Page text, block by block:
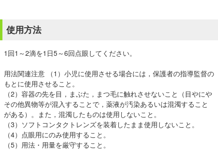
使用方法
1回1～2滴を1日5～6回点眼してください。
用法関連注意 （1）小児に使用させる場合には，保護者の指導監督の
もとに使用させること。
（2）容器の先を目，まぶた，まつ毛に触れさせないこと（目やにや
その他異物等が混入することで，薬液が汚染あるいは混濁すること
がある）。また，混濁したものは使用しないこと。
（3）ソフトコンタクトレンズを装着したまま使用しないこと。
（4）点眼用にのみ使用すること。
（5）用法・用量を厳守すること。